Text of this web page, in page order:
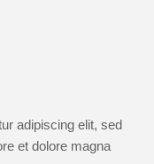
adipiscing elit, sed
et dolore magna